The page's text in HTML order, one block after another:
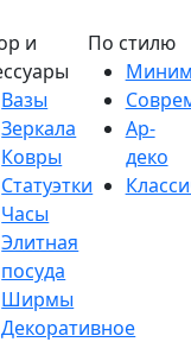
Вазы
Зеркала
Ковры
Статуэтки
Часы
Элитная
посуда
Ширмы
Декоративное